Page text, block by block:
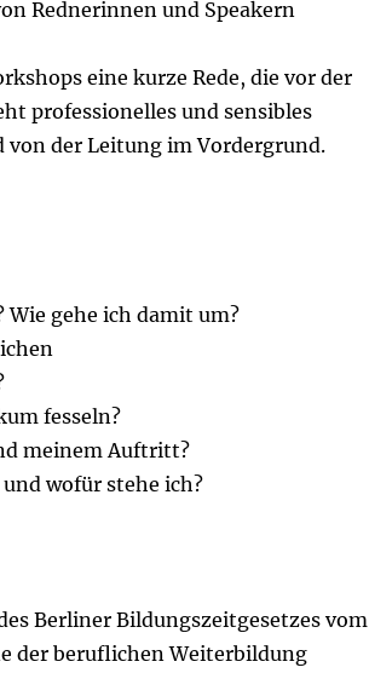
Rednerinnen und Speakern
eine kurze Rede, die vor der
professionelles und sensibles
von der Leitung im Vordergrund.
gehe ich damit um?
fesseln?
meinem Auftritt?
wofür stehe ich?
Berliner Bildungszeitgesetzes vom
der beruflichen Weiterbildung